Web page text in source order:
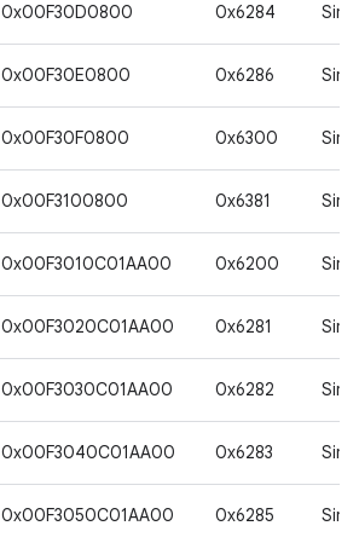
0x00F30D0800 0x6284 Sim
0x00F30E0800 0x6286 Sim
0x00F30F0800 0x6300 Sim
0x00F3100800 0x6381 Sim
0x00F3010C01AA00 0x6200 Sim*
0x00F3020C01AA00 0x6281 Sim*
0x00F3030C01AA00 0x6282 Sim*
0x00F3040C01AA00 0x6283 Sim*
0x00F3050C01AA00 0x6285 Sim*